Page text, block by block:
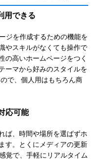
用できる
ジを作成するための機能を
やスキルがなくても操作で
の高いホームページをつく
ーマから好みのスタイルを
で、個人用はもちろん商
応可能
ば、時間や場所を選ばずホ
す。とくにメディアの更新
覚で、手軽にリアルタイム